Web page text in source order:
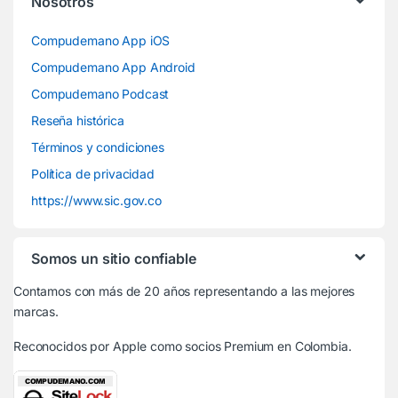
Compudemano App iOS
Compudemano App Android
Compudemano Podcast
Reseña histórica
Términos y condiciones
Política de privacidad
https://www.sic.gov.co
Somos un sitio confiable
Contamos con más de 20 años representando a las mejores
marcas.
Reconocidos por Apple como socios Premium en Colombia.